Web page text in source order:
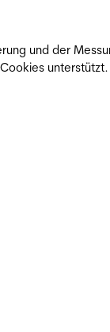
und der
unterstützt.